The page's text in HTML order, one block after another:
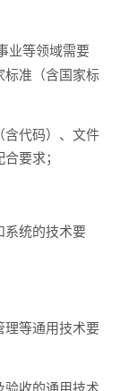
业等领域需要
标准（含国家标
含代码）、文件
要求；
系统的技术要
理等通用技术要
验收的通用技术